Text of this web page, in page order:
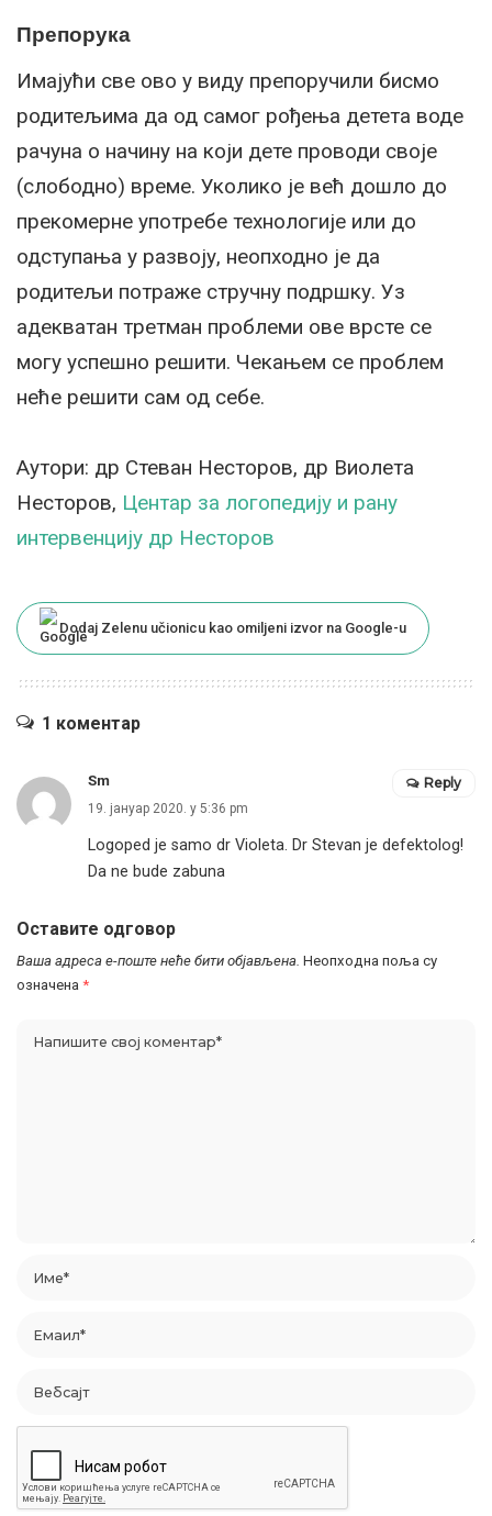
Препорука
Имајући све ово у виду препоручили бисмо
родитељима да од самог рођења детета воде
рачуна о начину на који дете проводи своје
(слободно) време. Уколико је већ дошло до
прекомерне употребе технологије или до
одступања у развоју, неопходно је да
родитељи потраже стручну подршку. Уз
адекватан третман проблеми ове врсте се
могу успешно решити. Чекањем се проблем
неће решити сам од себе.
Аутори: др Стеван Несторов, др Виолета
Несторов, Центар за логопедију и рану
интервенцију др Несторов
Dodaj Zelenu učionicu kao omiljeni izvor na Google-u
1 коментар
Sm
19. јануар 2020. у 5:36 pm
Logoped je samo dr Violeta. Dr Stevan je defektolog!
Da ne bude zabuna
Reply
Оставите одговор
Ваша адреса е-поште неће бити објављена. Неопходна поља су
означена *